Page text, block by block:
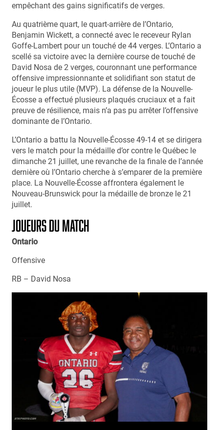
empêchant des gains significatifs de verges.
Au quatrième quart, le quart-arrière de l’Ontario,
Benjamin Wickett, a connecté avec le receveur Rylan
Goffe-Lambert pour un touché de 44 verges. L’Ontario a
scellé sa victoire avec la dernière course de touché de
David Nosa de 2 verges, couronnant une performance
offensive impressionnante et solidifiant son statut de
joueur le plus utile (MVP). La défense de la Nouvelle-
Écosse a effectué plusieurs plaqués cruciaux et a fait
preuve de résilience, mais n’a pas pu arrêter l’offensive
dominante de l’Ontario.
L’Ontario a battu la Nouvelle-Écosse 49-14 et se dirigera
vers le match pour la médaille d’or contre le Québec le
dimanche 21 juillet, une revanche de la finale de l’année
dernière où l’Ontario cherche à s’emparer de la première
place. La Nouvelle-Écosse affrontera également le
Nouveau-Brunswick pour la médaille de bronze le 21
juillet.
JOUEURS DU MATCH
Ontario
Offensive
RB – David Nosa